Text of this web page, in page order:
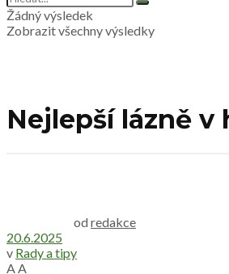
Žádný výsledek
Zobrazit všechny výsledky
Nejlepší lázně v
od redakce
20.6.2025
v Rady a tipy
AA